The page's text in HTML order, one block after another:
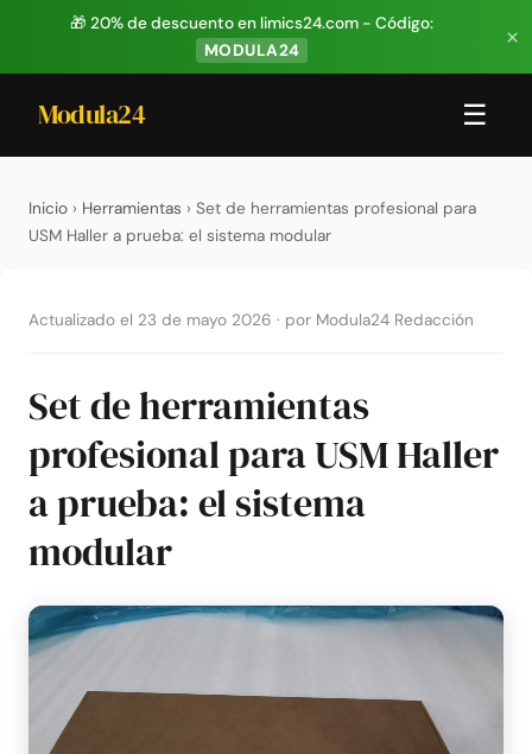
🎁 20% de descuento en limics24.com - Código:
MODULA24
×
Modula24 ☰
Inicio › Herramientas › Set de herramientas profesional para
USM Haller a prueba: el sistema modular
Actualizado el 23 de mayo 2026 · por Modula24 Redacción
Set de herramientas
profesional para USM Haller
a prueba: el sistema
modular